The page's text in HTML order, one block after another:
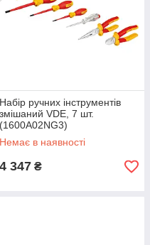
Набір ручних інструментів
змішаний VDE, 7 шт.
(1600A02NG3)
Немає в наявності
4 347 ₴